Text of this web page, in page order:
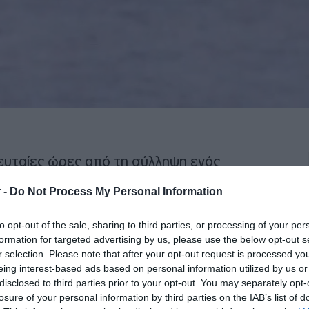
- Do Not Process My Personal Information
opt-out of the sale, sharing to third parties, or processing of your
for targeted advertising by us, please use the below opt-out
selection. Please note that after your opt-out request is processed
interest-based ads based on personal information utilized by us
to third parties prior to your opt-out. You may separately
of your personal information by third parties on the IAB’s list of
ώρες από τη σύλληψη ενός
Κω.
δύο γυναίκες αλλοδαπές που
τρόπο εξαρθρώθηκε και το
τις είχε περάσει στη χώρα.